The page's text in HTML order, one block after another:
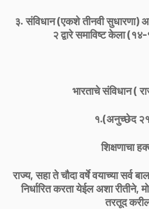
३. संविधान (एकशे तीनवी सुधारणा)
२ द्वारे समाविष्ट केला
भारताचे संविधान (
१.(अनुच्छेद
शिक्षणाचा
राज्य, सहा ते चौदा वर्षे वयाच्या सर्व
निर्धारित करता येईल अशा रीतीने,
तरतूद